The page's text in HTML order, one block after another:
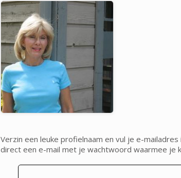
Verzin een leuke profielnaam en vul je e-
direct een e-mail met je wachtwoord waarmee je